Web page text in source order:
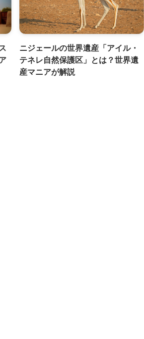
ニジェールの世界遺産「アイル・
テネレ自然保護区」とは？世界遺
産マニアが解説